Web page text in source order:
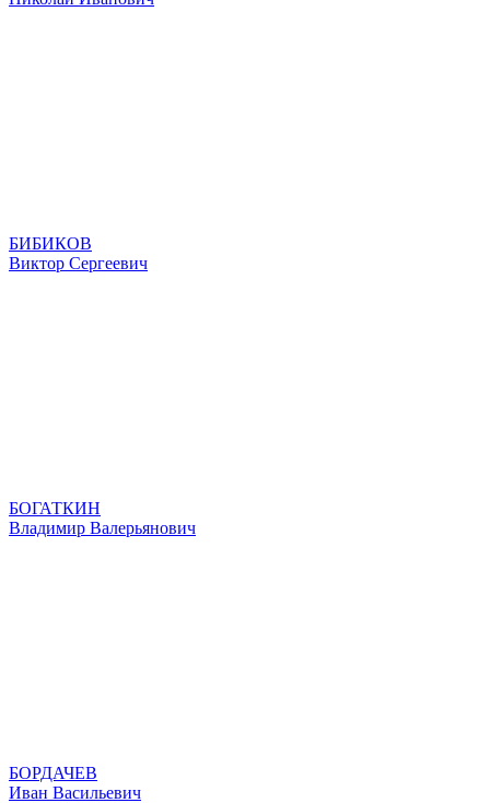
БИБИКОВ
Виктор Сергеевич
БОГАТКИН
Владимир Валерьянович
БОРДАЧЕВ
Иван Васильевич